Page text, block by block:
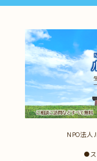
NPO法人
●ス